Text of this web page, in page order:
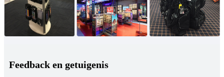
Feedback en getuigenis